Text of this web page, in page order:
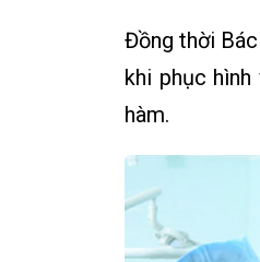
Đồng thời
khi phục
hàm.